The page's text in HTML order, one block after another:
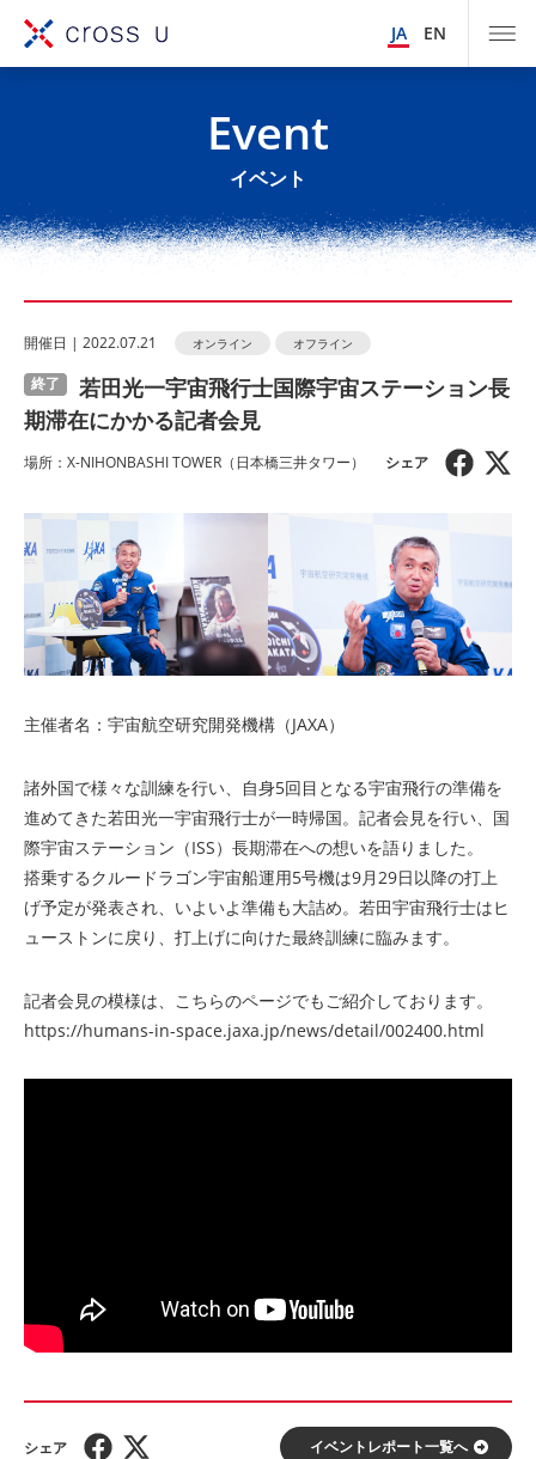
JA EN
Event
イベント
開催⽇ | 2022.07.21 オンライン オフライン
終了
若田光一宇宙飛行士国際宇宙ステーション長
期滞在にかかる記者会見
場所：X-NIHONBASHI TOWER（日本橋三井タワー）
主催者名：宇宙航空研究開発機構（JAXA）
諸外国で様々な訓練を行い、自身5回目となる宇宙飛行の準備を
進めてきた若田光一宇宙飛行士が一時帰国。記者会見を行い、国
際宇宙ステーション（ISS）長期滞在への想いを語りました。
搭乗するクルードラゴン宇宙船運用5号機は9月29日以降の打上
げ予定が発表され、いよいよ準備も大詰め。若田宇宙飛行士はヒ
ューストンに戻り、打上げに向けた最終訓練に臨みます。
記者会見の模様は、こちらのページでもご紹介しております。
https://humans-in-space.jaxa.jp/news/detail/002400.html
イベントレポート⼀覧へ